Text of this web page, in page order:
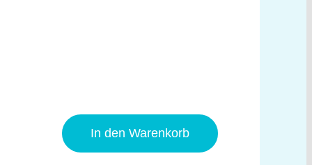
In den Warenkorb